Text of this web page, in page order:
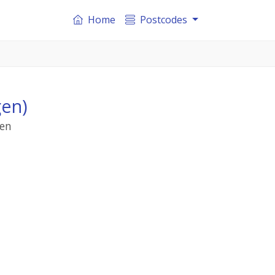
Home Postcodes